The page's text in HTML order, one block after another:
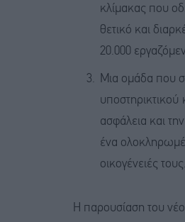
κλίμακας που
θετικό και
20.000
Μια ομάδα που
υποστηρικτικού
ασφάλεια και
ένα
οικογένειές τους.
Η παρουσίαση του